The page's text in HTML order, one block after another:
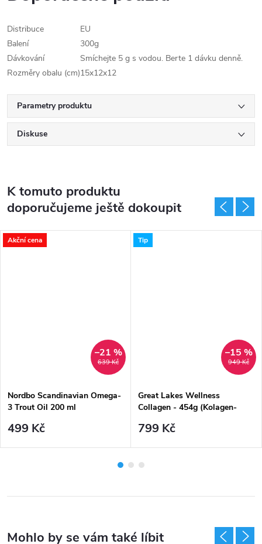
Distribuce
EU
Balení
300g
Dávkování
Smíchejte 5 g s vodou. Berte 1 dávku denně.
Rozměry obalu (cm)15x12x12
Parametry produktu
Diskuse
K tomuto produktu
doporučujeme ještě dokoupit
Akční cena
639 Kč
–21 %
Nordbo Scandinavian Omega-
3 Trout Oil 200 ml
499 Kč
Tip
949 Kč
–15 %
Great Lakes Wellness
Collagen - 454g (Kolagen-
799 Kč